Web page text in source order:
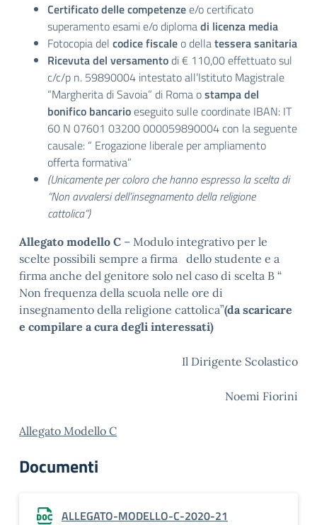
Certificato delle competenzee/o certificato
superamento esami e/o diplomadi licenza media
Fotocopia del codice fiscale o dellatessera sanitaria
Ricevuta del versamentodi € 110,00 effettuato sul
c/c/p n. 59890004 intestato all’Istituto Magistrale
“Margherita di Savoia” di Roma ostampa del
bonifico bancarioeseguito sulle coordinate IBAN: IT
60 N 07601 03200 000059890004 con la seguente
causale: “ Erogazione liberale per ampliamento
offerta formativa”
(Unicamente per coloro che hanno espresso la scelta di
“Non avvalersi dell’insegnamento della religione
cattolica”)
Allegato modello C – Modulo integrativo per le
scelte possibili sempre a firma dello studente e a
firma anche del genitore solo nel caso di scelta B “
Non frequenza della scuola nelle ore di
insegnamento della religione cattolica”(da scaricare
e compilare a cura degli interessati)
Il Dirigente Scolastico
Noemi Fiorini
Allegato Modello C
Documenti
ALLEGATO-MODELLO-C-2020-21